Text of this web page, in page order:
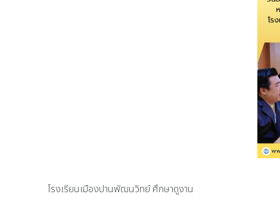
โรงเรียนเมืองปานพัฒนวิทย์ ศึกษาดูงาน